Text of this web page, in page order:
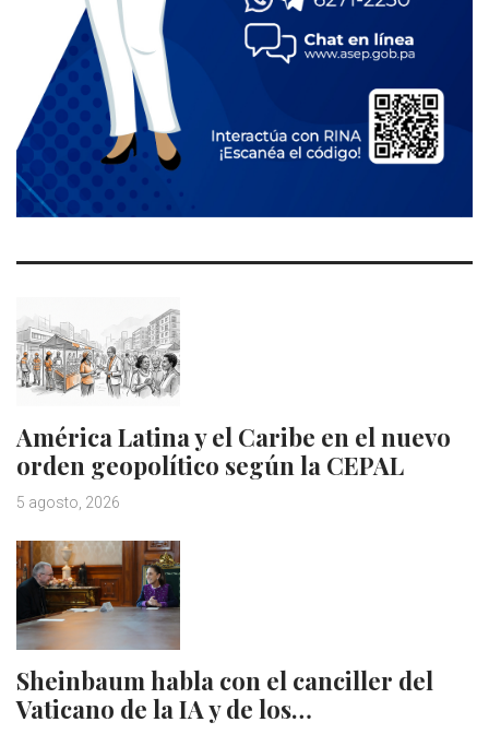
América Latina y el Caribe en el nuevo
orden geopolítico según la CEPAL
5 agosto, 2026
Sheinbaum habla con el canciller del
Vaticano de la IA y de los…